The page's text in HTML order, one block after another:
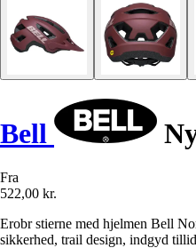
Bell
Fra
522,00 kr.
Erobr stierne med hjelmen Bell
sikkerhed, trail design, indgyd